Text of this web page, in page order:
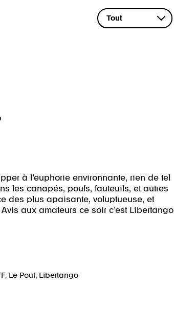
à l’euphorie environnante, rien de tel
les canapés, poufs, fauteuils, et autres
des plus apaisante, voluptueuse, et
aux amateurs ce soir c’est Libertango
, Le Pouf, Libertango